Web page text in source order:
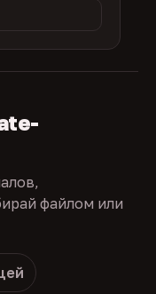
файлом или